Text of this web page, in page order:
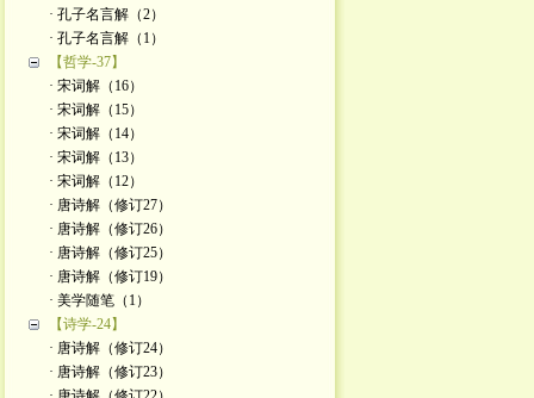
· 孔子名言解（2）
· 孔子名言解（1）
【哲学-37】
· 宋词解（16）
· 宋词解（15）
· 宋词解（14）
· 宋词解（13）
· 宋词解（12）
· 唐诗解（修订27）
· 唐诗解（修订26）
· 唐诗解（修订25）
· 唐诗解（修订19）
· 美学随笔（1）
【诗学-24】
· 唐诗解（修订24）
· 唐诗解（修订23）